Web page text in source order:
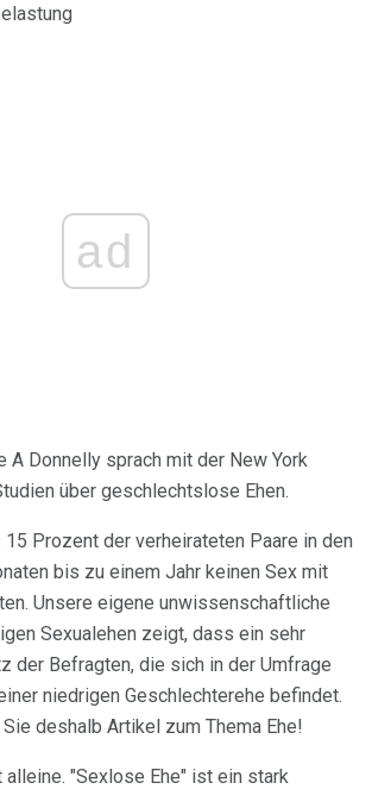
ad
Donnelly sprach mit der New York
über geschlechtslose Ehen.
Prozent der verheirateten Paare in den
bis zu einem Jahr keinen Sex mit
Unsere eigene unwissenschaftliche
Sexualehen zeigt, dass ein sehr
der Befragten, die sich in der Umfrage
niedrigen Geschlechterehe befindet.
deshalb Artikel zum Thema Ehe!
alleine. "Sexlose Ehe" ist ein stark